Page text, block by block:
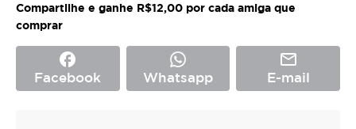
Compartilhe e ganhe R$12,00 por cada amiga que
comprar
facebook
Facebook Whatsapp
mail_outline
E-mail